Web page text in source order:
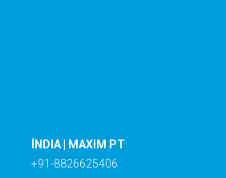
ÍNDIA | MAXIM PT
+91-8826625406